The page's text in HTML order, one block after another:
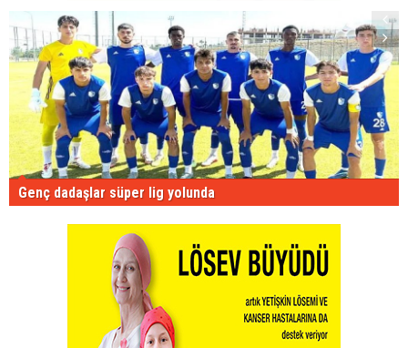
Genç dadaşlar süper lig yolunda